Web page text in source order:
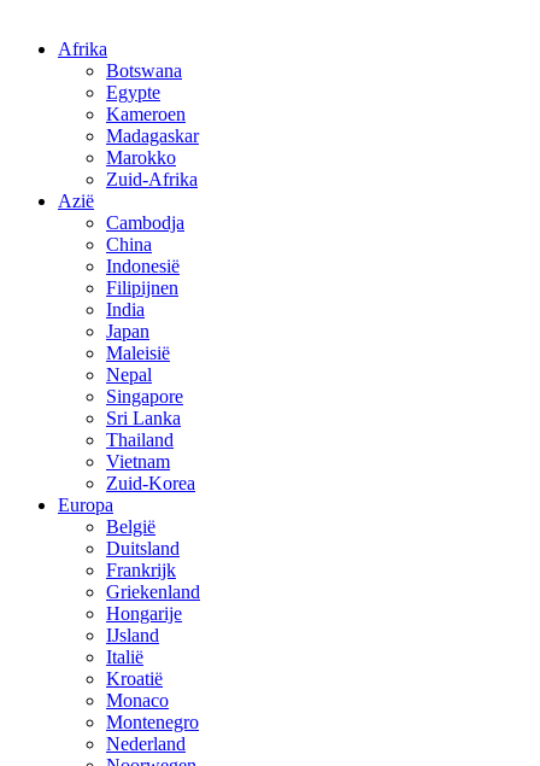
Afrika
Botswana
Egypte
Kameroen
Madagaskar
Marokko
Zuid-Afrika
Azië
Cambodja
China
Indonesië
Filipijnen
India
Japan
Maleisië
Nepal
Singapore
Sri Lanka
Thailand
Vietnam
Zuid-Korea
Europa
België
Duitsland
Frankrijk
Griekenland
Hongarije
IJsland
Italië
Kroatië
Monaco
Montenegro
Nederland